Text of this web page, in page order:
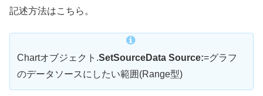
記述方法はこちら。
Chartオブジェクト.SetSourceData Source:=グラフ
のデータソースにしたい範囲(Range型)